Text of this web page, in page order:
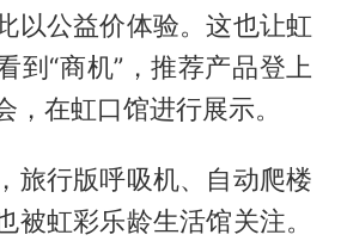
以公益价体验。这也让虹
到“商机”，推荐产品登上
，在虹口馆进行展示。
旅行版呼吸机、自动爬楼
被虹彩乐龄生活馆关注。